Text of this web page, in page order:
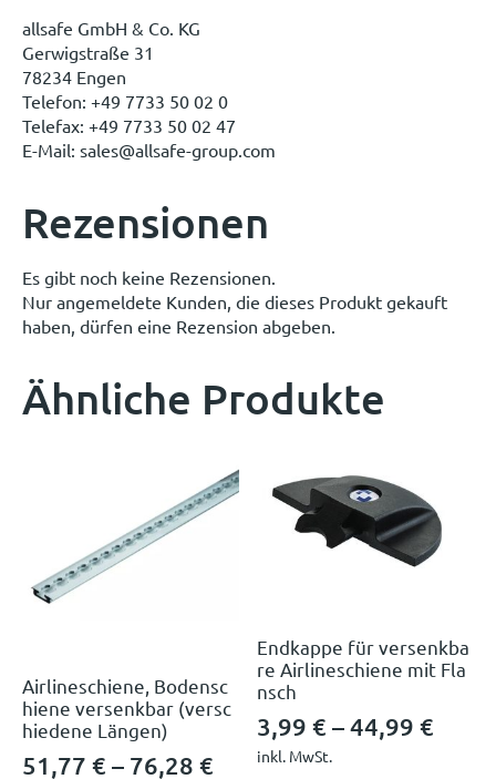
allsafe GmbH & Co. KG
Gerwigstraße 31
78234 Engen
Telefon: +49 7733 50 02 0
Telefax: +49 7733 50 02 47
E-Mail: sales@allsafe-group.com
Rezensionen
Es gibt noch keine Rezensionen.
Nur angemeldete Kunden, die dieses Produkt gekauft
haben, dürfen eine Rezension abgeben.
Ähnliche Produkte
Airlineschiene, Bodensc
hiene versenkbar (versc
hiedene Längen)
51,77 € – 76,28 €
Endkappe für versenkba
re Airlineschiene mit Fla
nsch
3,99€ –44,99€
inkl. MwSt.